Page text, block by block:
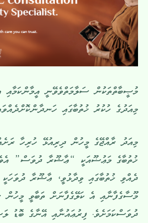
މުޞީބާތްތަކުން ސަލާމަތްވެވޭނީ އީމާންކަމާއި
މިއަދުގެ ހުކުރު ޚުތުބާގައި
މިއަދު ރާއްޖޭގެ މީހުން ދިރިއުޅޭ ހުރިހާ
ޚުތުބާގެ މަޢުޟޫއަކީ “ޢާޝޫރާ ދުވަސް”
ދެއްވި ޚުތުބާގައި ވިދާޅުވީ، ޢާޝޫރާ
މޫސާގެފާނާއި އެ ކަލޭގެފާނަށް ތަބާވީ މީހުން
ދުވަސްކަމަށެވެ. ފިރުޢައުނާއި އޭނާގެ ބޮޑު